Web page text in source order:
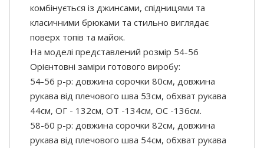
комбінується із джинсами, спідницями та
класичними брюками та стильно виглядає
поверх топів та майок.
На моделі представлений розмір 54-56
Орієнтовні заміри готового виробу:
54-56 р-р: довжина сорочки 80см, довжина
рукава від плечового шва 53см, обхват рукава
44см, ОГ - 132см, ОТ -134см, OC -136см.
58-60 р-р: довжина сорочки 82см, довжина
рукава від плечового шва 54см, обхват рукава